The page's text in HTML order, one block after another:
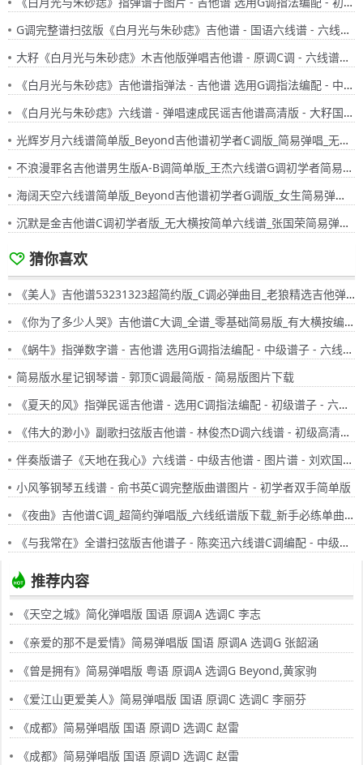
G调完整谱扫弦版《白月光与朱砂痣》吉他谱 - 国语六线谱 - 六线谱(弹唱谱) - 原调G调
大籽《白月光与朱砂痣》木吉他版弹唱吉他谱 - 原调C调 - 六线谱选调C调编配 - 国语版曲谱高清图片
《白月光与朱砂痣》吉他谱指弹法 - 吉他谱 选用G调指法编配 - 中级谱子 - 六线谱(独奏/指弹谱)
《白月光与朱砂痣》六线谱 - 弹唱速成民谣吉他谱高清版 - 大籽国语版歌谱 - 选调编配G调 - 原调G调
光辉岁月六线谱简单版_Beyond吉他谱初学者C调版_简易弹唱_无大横按粤语版
不浪漫罪名吉他谱男生版A-B调简单版_王杰六线谱G调初学者简易弹唱版_女生版C-D调
海阔天空六线谱简单版_Beyond吉他谱初学者G调版_女生简易弹唱_无大横按粤语版
沉默是金吉他谱C调初学者版_无大横按简单六线谱_张国荣简易弹唱粤语版
猜你喜欢
《美人》吉他谱53231323超简约版_C调必弹曲目_老狼精选吉他弹唱分解版
《你为了多少人哭》吉他谱C大调_全谱_零基础简易版_有大横按编配
《蜗牛》指弹数字谱 - 吉他谱 选用G调指法编配 - 中级谱子 - 六线谱(独奏/指弹谱)
简易版水星记钢琴谱 - 郭顶C调最简版 - 简易版图片下载
《夏天的风》指弹民谣吉他谱 - 选用C调指法编配 - 初级谱子 - 六线谱(独奏/指弹谱)
《伟大的渺小》副歌扫弦版吉他谱 - 林俊杰D调六线谱 - 初级高清图片谱 - 拍子4/4拍
伴奏版谱子《天地在我心》六线谱 - 中级吉他谱 - 图片谱 - 刘欢国语歌谱 - C调编配
小风筝钢琴五线谱 - 俞书英C调完整版曲谱图片 - 初学者双手简单版
《夜曲》吉他谱C调_超简约弹唱版_六线纸谱版下载_新手必练单曲谱
《与我常在》全谱扫弦版吉他谱子 - 陈奕迅六线谱C调编配 - 中级吉他谱 - 国语
推荐内容
《天空之城》简化弹唱版 国语 原调A 选调C 李志
《亲爱的那不是爱情》简易弹唱版 国语 原调A 选调G 张韶涵
《曾是拥有》简易弹唱版 粤语 原调A 选调G Beyond,黄家驹
《爱江山更爱美人》简易弹唱版 国语 原调C 选调C 李丽芬
《成都》简易弹唱版 国语 原调D 选调C 赵雷
《成都》简易弹唱版 国语 原调D 选调C 赵雷